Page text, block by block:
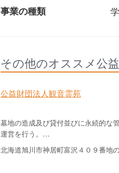
事業の種類
その他のオススメ公
公益財団法人観音霊苑
墓地の造成及び貸付並びに永続的な
運営を行う。…
北海道旭川市神居町富沢４０９番地